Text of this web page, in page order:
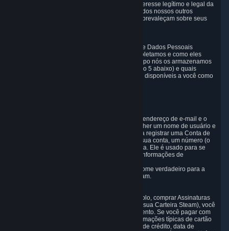
C) quando for necessário para os efeitos de interesse legítimo e legal da
Valve ou de terceiros (por exemplo, interesses dos nossos outros
clientes), exceto quando esses interesses não prevaleçam sobre seus
Essas razões para a coleta e processamento de Dados Pessoais
determinam e limitam quais Dados Pessoais coletamos e como eles
serão usados (seção 3 abaixo), por quanto tempo nós os armazenamos
(seção 4 abaixo), quem tem acesso a ele (seção 5 abaixo) e quais
direitos e outros mecanismos de controle estão disponíveis a você como
Ao configurar uma Conta, a Valve coletará seu endereço de e-mail e o
país de residência. Você também precisa escolher um nome de usuário e
uma senha. Essa informação é necessária para registrar uma Conta de
Usuário do Steam. Durante a configuração da sua conta, um número (o
"Steam ID") é atribuído automaticamente à conta. Ele é usado para se
referir à sua conta de usuário sem expor suas Informações de
Não pedimos que você forneça nem use seu nome verdadeiro para a
configuração de uma Conta de Usuário do Steam.
Para fazer uma transação no Steam (por exemplo, comprar Assinaturas
de Conteúdo e Serviços ou enviar fundos para sua Carteira Steam), você
precisará fornecer à Valve os dados do pagamento. Se você pagar com
cartão de crédito, será preciso fornecer as informações típicas de cartão
de crédito (nome, endereço, número do cartão de crédito, data de